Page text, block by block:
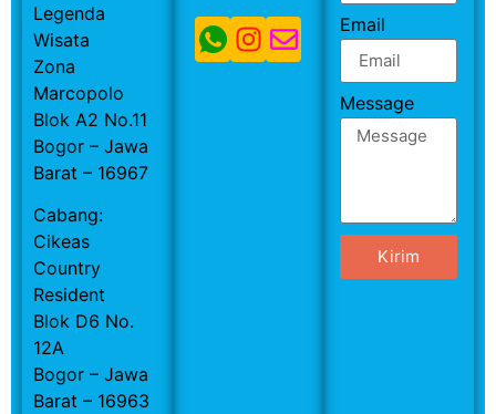
Legenda
Wisata
Zona
Marcopolo
Blok A2 No.11
Bogor – Jawa
Barat – 16967
Cabang:
Cikeas
Country
Resident
Blok D6 No.
12A
Bogor – Jawa
Barat – 16963
Email
Message
Kirim